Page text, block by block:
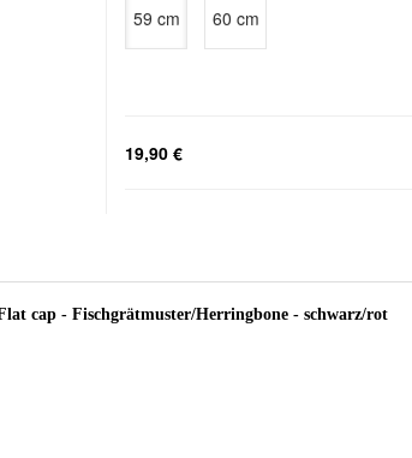
59 cm 60 cm
19,90 €
cap - Fischgrätmuster/Herringbone - schwarz/rot